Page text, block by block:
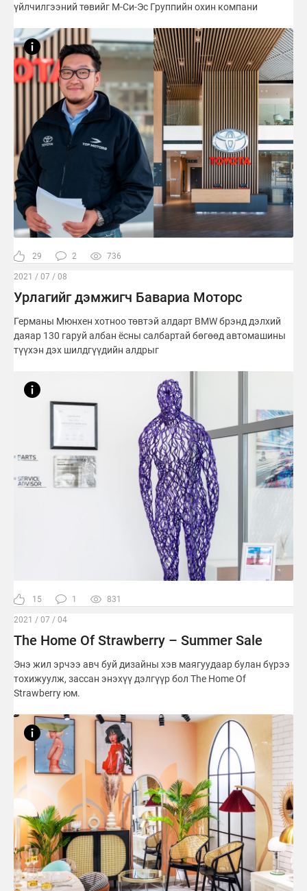
үйлчилгээний төвийг М-Си-Эс Группийн охин компани
29 2 736
2021 / 07 / 08
Урлагийг дэмжигч Бавариа Моторс
Германы Мюнхен хотноо төвтэй алдарт BMW брэнд дэлхий
даяар 130 гаруй албан ёсны салбартай бөгөөд автомашины
түүхэн дэх шилдгүүдийн алдрыг
15 1 831
2021 / 07 / 04
The Home Of Strawberry – Summer Sale
Энэ жил эрчээ авч буй дизайны хэв маягуудаар булан бүрээ
тохижуулж, зассан энэхүү дэлгүүр бол The Home Of
Strawberry юм.